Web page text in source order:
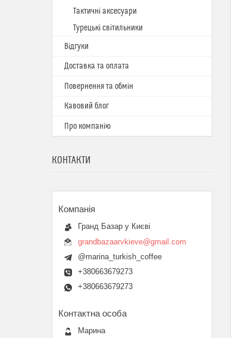
Тактичні аксесуари
Турецькі світильники
Відгуки
Доставка та оплата
Повернення та обмін
Кавовий блог
Про компанію
КОНТАКТИ
Гранд Базар у Києві
grandbazaarvkieve@gmail.com
@marina_turkish_coffee
+380663679273
+380663679273
Марина